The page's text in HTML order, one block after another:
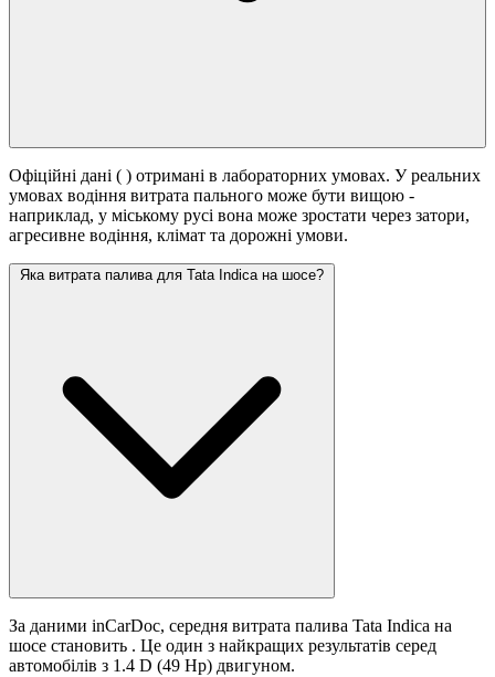
Офіційні дані ( ) отримані в лабораторних умовах. У реальних
умовах водіння витрата пального може бути вищою -
наприклад, у міському русі вона може зростати через затори,
агресивне водіння, клімат та дорожні умови.
Яка витрата палива для Tata Indica на шосе?
За даними inCarDoc, середня витрата палива Tata Indica на
шосе становить . Це один з найкращих результатів серед
автомобілів з 1.4 D (49 Hp) двигуном.